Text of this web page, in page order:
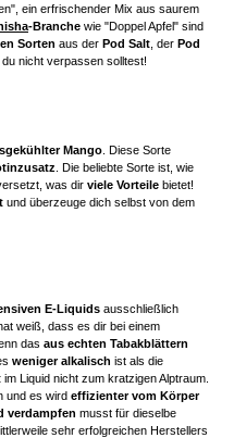
ein erfrischender Mix aus saurem
-Branche wie "Doppel Apfel" sind
Sorten aus der Pod Salt , der Pod
nicht verpassen solltest!
Mango . Diese Sorte
. Die beliebte Sorte ist, wie
was dir viele Vorteile bietet!
und überzeuge dich selbst von dem
E-Liquids ausschließlich
weiß, dass es dir bei einem
das aus echten Tabakblättern
weniger alkalisch ist als die
im Liquid nicht zum kratzigen Alptraum.
und es wird effizienter vom Körper
verdampfen musst für dieselbe
sehr erfolgreichen Herstellers